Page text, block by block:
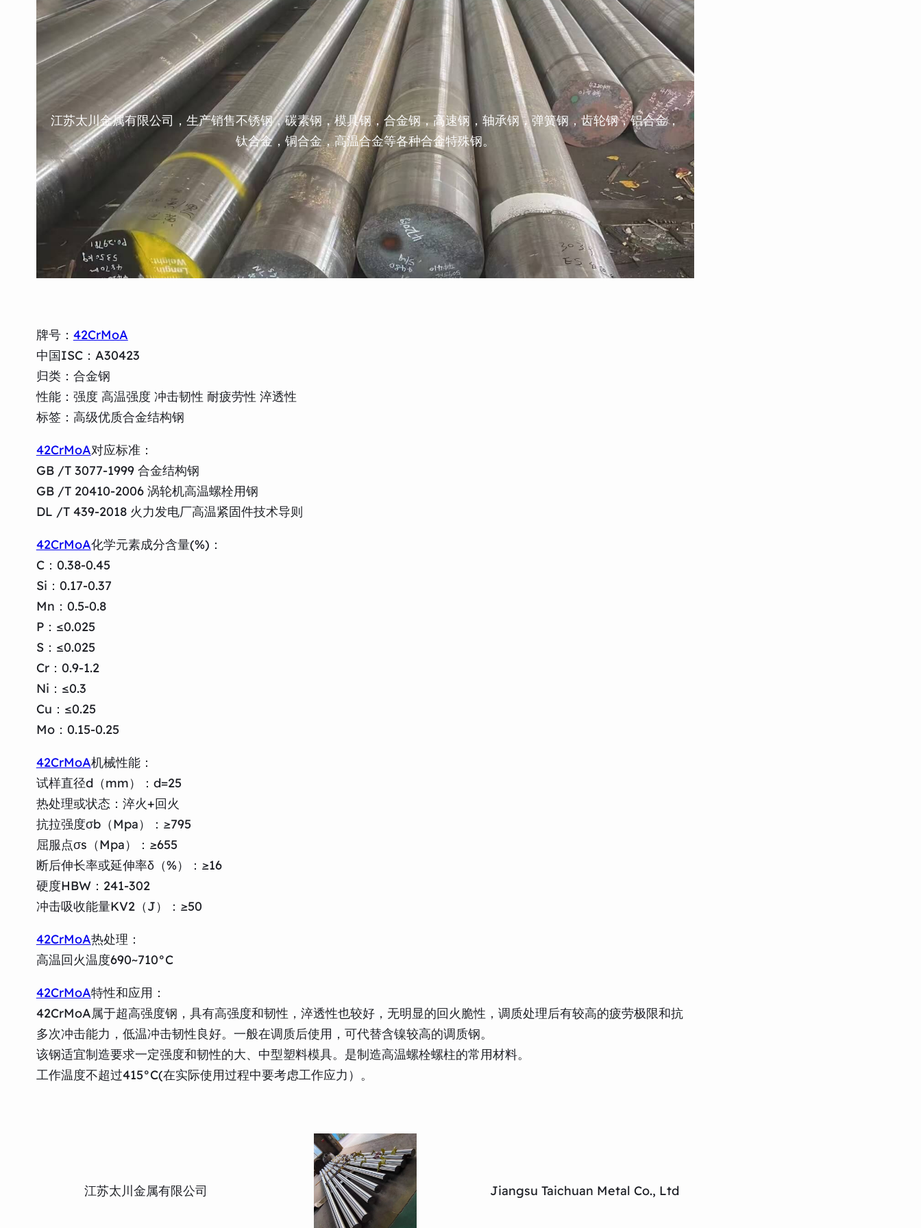
江苏太川金属有限公司，生产销售不锈钢，碳素钢，模具钢，合金钢，高速钢，轴承钢，弹簧钢，齿轮钢，铝合金，
钛合金，铜合金，高温合金等各种合金特殊钢。
牌号： 42CrMoA
中国ISC：A30423
归类：合金钢
性能：强度 高温强度 冲击韧性 耐疲劳性 淬透性
标签：高级优质合金结构钢
42CrMoA对应标准：
GB /T 3077-1999 合金结构钢
GB /T 20410-2006 涡轮机高温螺栓用钢
DL /T 439-2018 火力发电厂高温紧固件技术导则
42CrMoA化学元素成分含量(%)：
C：0.38-0.45
Si：0.17-0.37
Mn：0.5-0.8
P：≤0.025
S：≤0.025
Cr：0.9-1.2
Ni：≤0.3
Cu：≤0.25
Mo：0.15-0.25
42CrMoA机械性能：
试样直径d（mm）：d=25
热处理或状态：淬火+回火
抗拉强度σb（Mpa）：≥795
屈服点σs（Mpa）：≥655
断后伸长率或延伸率δ（%）：≥16
硬度HBW：241-302
冲击吸收能量KV2（J）：≥50
42CrMoA热处理：
高温回火温度690~710°C
42CrMoA特性和应用：
42CrMoA属于超高强度钢，具有高强度和韧性，淬透性也较好，无明显的回火脆性，调质处理后有较高的疲劳极限和抗
多次冲击能力，低温冲击韧性良好。一般在调质后使用，可代替含镍较高的调质钢。
该钢适宜制造要求一定强度和韧性的大、中型塑料模具。是制造高温螺栓螺柱的常用材料。
工作温度不超过415°C(在实际使用过程中要考虑工作应力）。
江苏太川金属有限公司 Jiangsu Taichuan Metal Co., Ltd